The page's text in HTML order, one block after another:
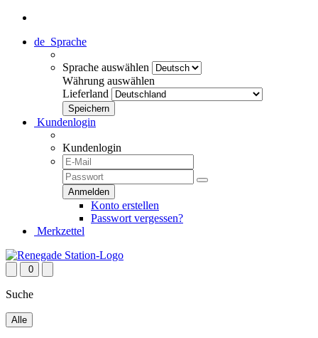
de Sprache
Sprache auswählen
Währung auswählen
Lieferland
Kundenlogin
Kundenlogin
Konto erstellen
Passwort vergessen?
Merkzettel
0
Suche
Alle